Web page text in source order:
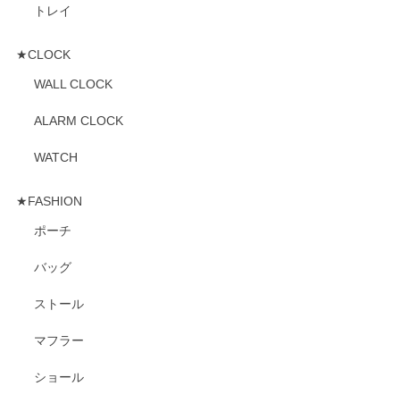
トレイ
★CLOCK
WALL CLOCK
ALARM CLOCK
WATCH
★FASHION
ポーチ
バッグ
ストール
マフラー
ショール